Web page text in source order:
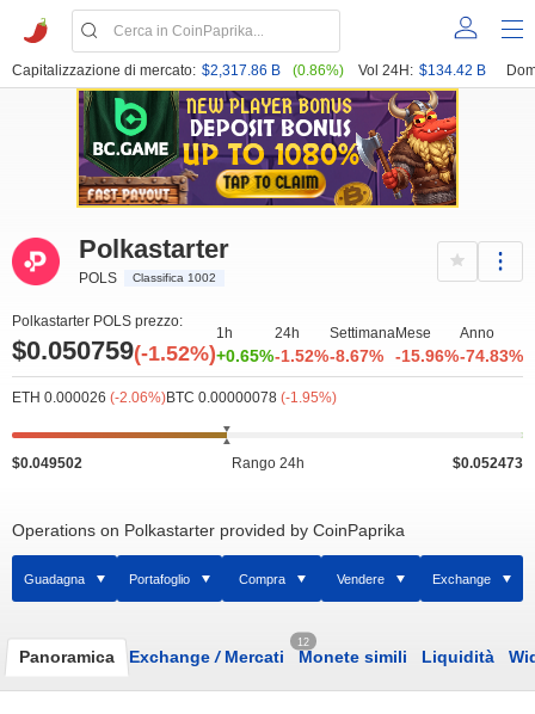
Capitalizzazione di mercato: $2,317.86 B (0.86%) Vol 24H: $134.42 B
Polkastarter
POLS Classifica 1002
Polkastarter POLS prezzo:
$0.050759(-1.52%)
1h
+0.65%
24h
-1.52%
Settimana
-8.67%
Mese
-15.96%
Anno
-74.83%
ETH 0.000026 (-2.06%)BTC 0.00000078 (-1.95%)
$0.049502 Rango 24h $0.052473
Operations on Polkastarter provided by CoinPaprika
Guadagna Portafoglio Compra Vendere Exchange
Panoramica Exchange /Mercati
12
Monete simili Liquidità